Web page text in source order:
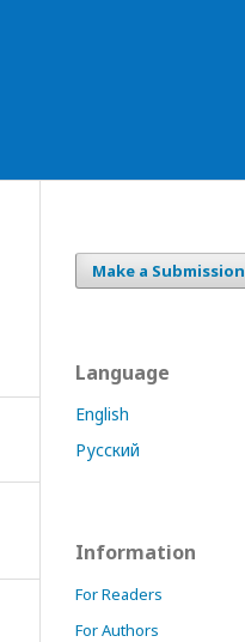
Make a Submission
Language
English
Русский
Information
For Readers
For Authors